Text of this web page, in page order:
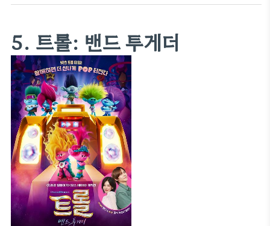
5. 트롤: 밴드 투게더